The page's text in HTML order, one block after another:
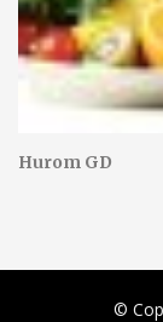
Hurom GD
©